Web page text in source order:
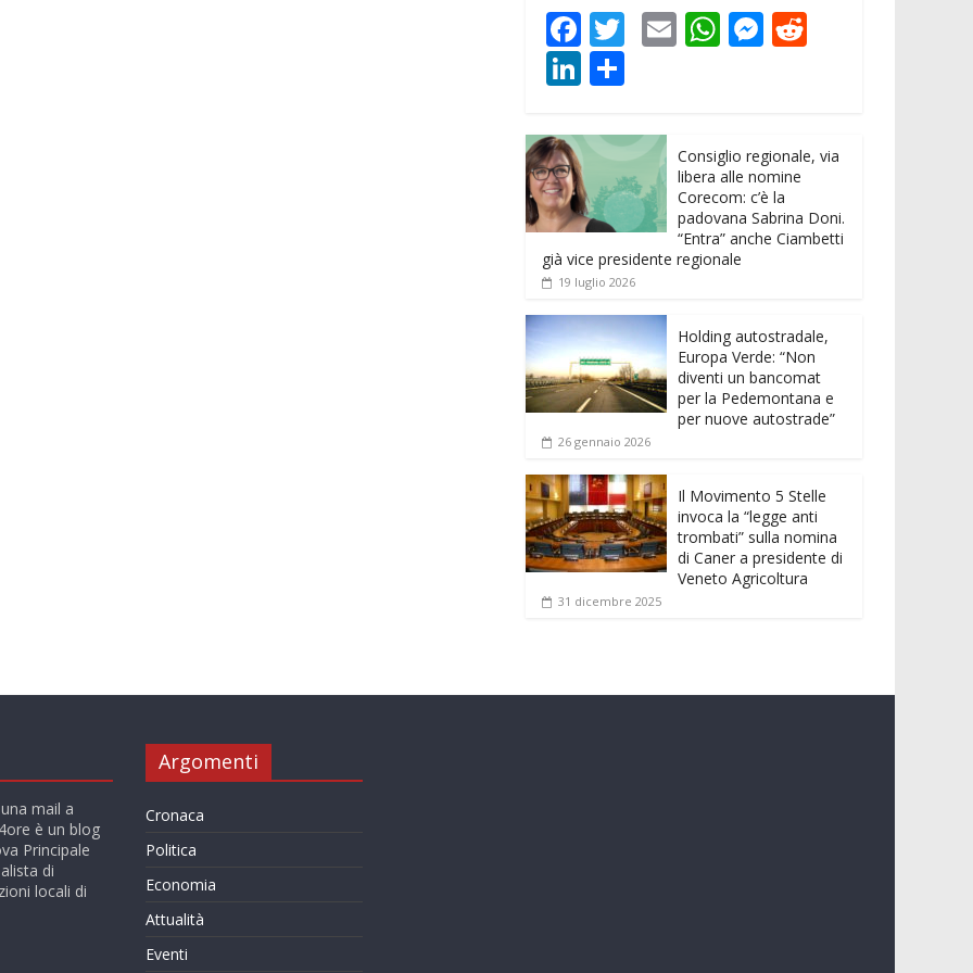
F
ac
e
b
o
o
k
T
er
E W
A
p
p
M
n
g
er
t
Li
k
e
dI
n
n
di
vi
di
Consiglio regionale, via
libera alle nomine
Corecom: c’è la
padovana Sabrina Doni.
“Entra” anche Ciambetti
già vice presidente regionale
19 luglio 2026
Holding autostradale,
Europa Verde: “Non
diventi un bancomat
per la Pedemontana e
per nuove autostrade”
26 gennaio 2026
Il Movimento 5 Stelle
invoca la “legge anti
trombati” sulla nomina
di Caner a presidente di
Veneto Agricoltura
31 dicembre 2025
mail a
è un blog
Principale
di
locali di
Argomenti
Cronaca
Politica
Economia
Attualità
Eventi